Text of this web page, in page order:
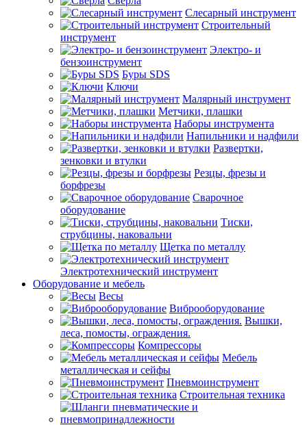
Слесарный инструмент
Строительный
инструмент
Электро- и
бензоинструмент
Буры SDS
Ключи
Малярный инструмент
Метчики, плашки
Наборы инструмента
Напильники и надфили
Развертки,
зенковки и втулки
Резцы, фрезы и
борфрезы
Сварочное
оборудование
Тиски,
струбцины, наковальни
Щетка по металлу
Электротехнический инструмент
Оборудование и мебель
Весы
Виброоборудование
Вышки,
леса, помосты, ограждения.
Компрессоры
Мебель
металлическая и сейфы
Пневмоинструмент
Строительная техника